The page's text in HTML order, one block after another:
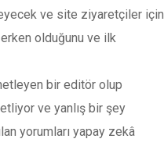
ve site ziyaretçiler için
erken olduğunu ve ilk
bir editör olup
ve yanlış bir şey
yorumları yapay zekâ